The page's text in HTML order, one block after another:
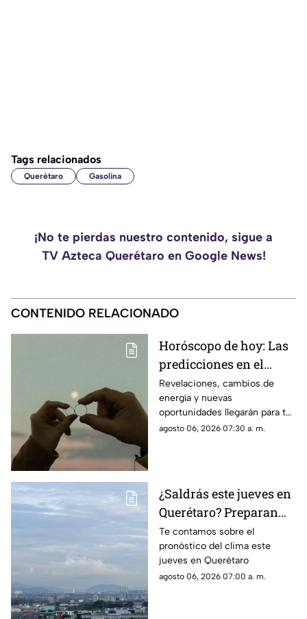
Tags relacionados
Querétaro Gasolina
¡No te pierdas nuestro contenido, sigue a
TV Azteca Querétaro en Google News!
CONTENIDO RELACIONADO
Horóscopo de hoy: Las
predicciones en el
amor, dinero y salud
para cada signo
Revelaciones, cambios de
energía y nuevas
oportunidades llegarán para tu
signo en el horóscopo de este
agosto 06, 2026 07:30 a. m.
¿Saldrás este jueves en
Querétaro? Preparan
paraguas: se prevén
lluvias de hasta 55% y
contraste térmico
Te contamos sobre el
pronóstico del clima este
jueves en Querétaro
agosto 06, 2026 07:00 a. m.